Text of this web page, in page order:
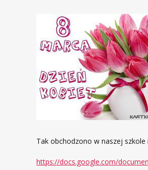
Tak obchodzono w naszej
https://docs.google.com/